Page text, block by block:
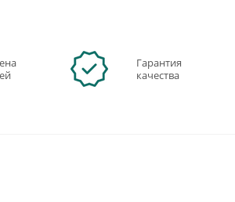
Гарантия
качества